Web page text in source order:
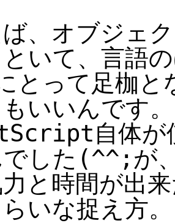
、オブジェ
いて、言語
とって足枷
いいんです。
自体が
でした(^^;が
と時間が出
いな捉え方。